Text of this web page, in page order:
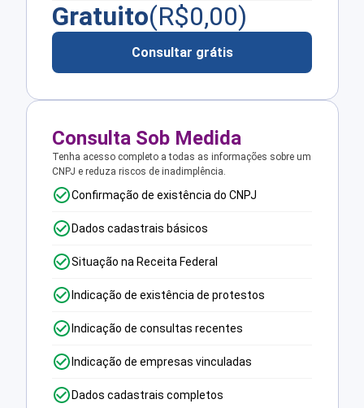
Gratuito(R$0,00)
Consultar grátis
Consulta Sob Medida
Tenha acesso completo a todas as informações sobre um
CNPJ e reduza riscos de inadimplência.
Confirmação de existência do CNPJ
Dados cadastrais básicos
Situação na Receita Federal
Indicação de existência de protestos
Indicação de consultas recentes
Indicação de empresas vinculadas
Dados cadastrais completos